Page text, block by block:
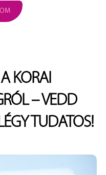
KORAI
– VEDD
TUDATOS!